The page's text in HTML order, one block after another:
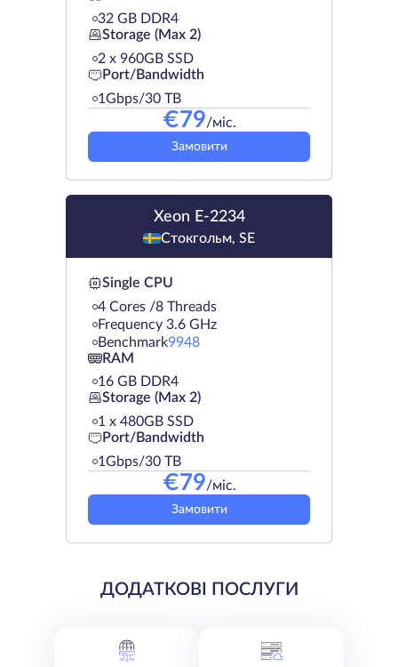
32 GB DDR4
Storage (Max 2)
2 х 960GB SSD
Port/Bandwidth
1Gbps/30 TB
€79/міс.
Замовити
Xeon E-2234
Стокгольм, SE
Single CPU
4 Cores /8 Threads
Frequency 3.6 GHz
Benchmark9948
RAM
16 GB DDR4
Storage (Max 2)
1 х 480GB SSD
Port/Bandwidth
1Gbps/30 TB
€79/міс.
Замовити
ДОДАТКОВІ ПОСЛУГИ